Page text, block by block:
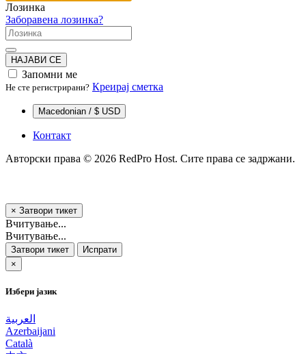
Лозинка
Заборавена лозинка?
НАЈАВИ СЕ
Запомни ме
Не сте регистрирани? Креирај сметка
Macedonian / $ USD
Контакт
Авторски права © 2026 RedPro Host. Сите права се задржани.
× Затвори тикет
Вчитување...
Вчитување...
Затвори тикет
Испрати
×
Избери јазик
العربية
Azerbaijani
Català